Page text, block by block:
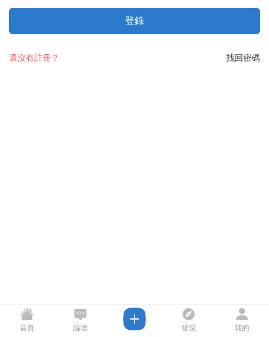
登錄
找回密碼
還沒有註冊？
首頁 論壇 發現 我的